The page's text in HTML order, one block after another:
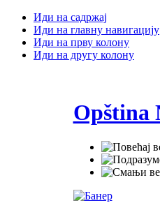
Иди на садржај
Иди на главну навигацију
Иди на прву колону
Иди на другу колону
Opština